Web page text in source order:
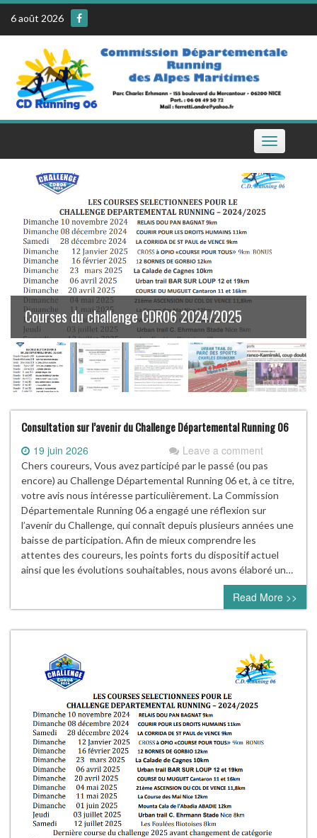
Skip
content
6 août 2026
Toggle
navigation
Le calendrier de la CDR06 sur votre téléphone
Consultation sur l’avenir du Challenge Départemental Running 06
19 juin 2026 Leave a comment
Chers coureurs, Vous avez participé par le passé (ou pas
encore) au Challenge Départemental Running 06 et, à ce titre,
votre avis nous intéresse particulièrement. La Commission
Départementale Running 06 a engagé une réflexion sur
l’avenir du Challenge, qui connaît depuis plusieurs années une
baisse de participation. Afin de mieux comprendre les
attentes des coureurs, les points forts du dispositif actuel
ainsi que les évolutions souhaitables, nous avons élaboré un…
Read More >>